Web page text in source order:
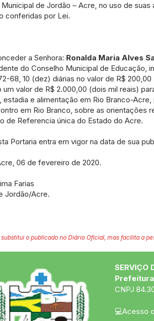
de Jordão – Acre, no uso de suas
conferidas por Lei.
a Senhora: Ronalda Maria Alves
do Conselho Municipal de Educação,
68, 10 (dez) diárias no valor de R$
um valor de R$ 2.000,00 (dois mil reais)
estadia e alimentação em Rio Branco-Acre,
em Rio Branco, sobre as orientações
de Referencia única do Estado do Acre.
Portaria entra em vigor na data de sua
06 de fevereiro de 2020.
Farias
Jordão/Acre.
o publicado no Diário Oficial, mas facilita a
SERVIÇO
CNPJ
💻Acesso